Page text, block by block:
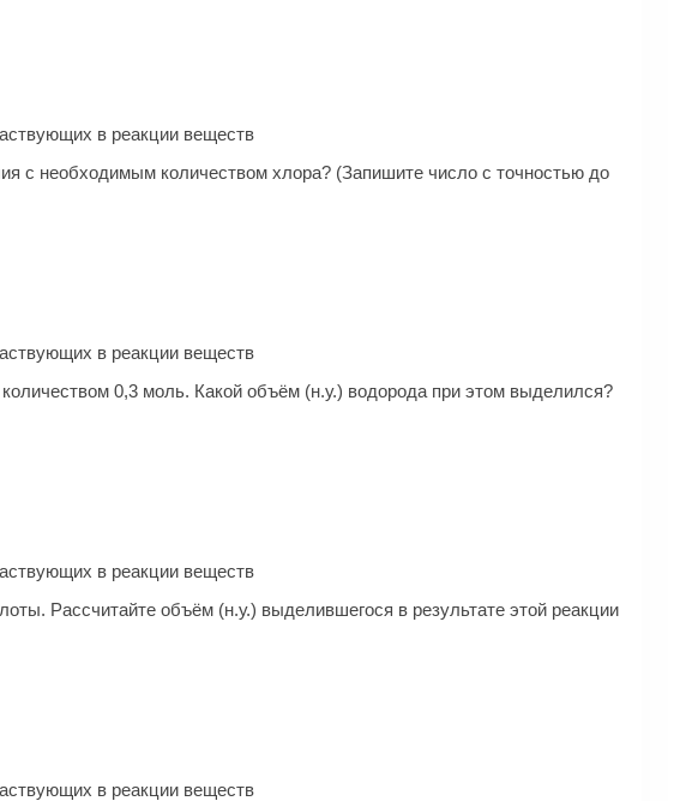
в ре­ак­ции веществ
с необходимым количеством хлора? (Запишите число с точностью до
в ре­ак­ции веществ
0,3 моль. Какой объём (н.у.) водорода при этом выделился?
в ре­ак­ции веществ
Рассчитайте объём (н.у.) выделившегося в результате этой реакции
в ре­ак­ции веществ